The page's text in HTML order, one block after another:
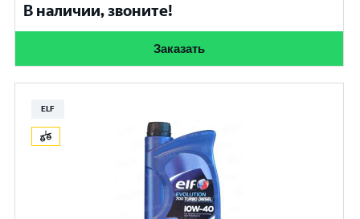
В наличии, звоните!
Заказать
ELF